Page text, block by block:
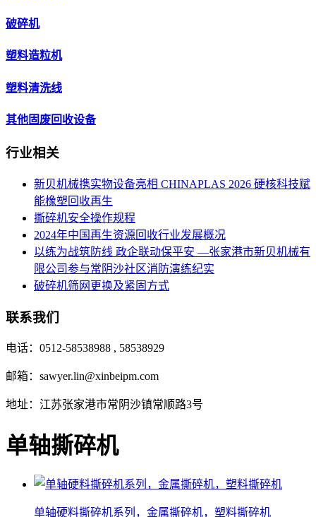
破碎机
塑料造粒机
塑料清洗线
其他固废回收设备
行业相关
新贝机械携实物设备亮相 CHINAPLAS 2026 硬核科技赋
能橡塑回收再生
撕碎机安全操作规程
2024年中国再生资源回收行业发展概况
以练为战筑防线 政企联动保平安 —张家港市新贝机械有
限公司参与常阴沙社区消防演练纪实
破碎机筛网更换及紧固方式
联系我们
电话：0512-58538988 , 58538929
邮箱：sawyer.lin@xinbeipm.com
地址：江苏张家港市常阴沙镇常顺路3号
单轴撕碎机
单轴硬料撕碎机系列，金属撕碎机，塑料撕碎机